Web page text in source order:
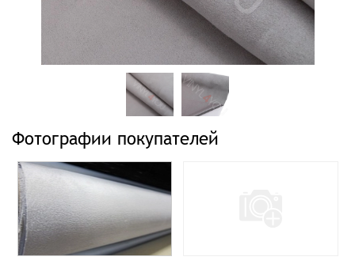
Фотографии покупателей